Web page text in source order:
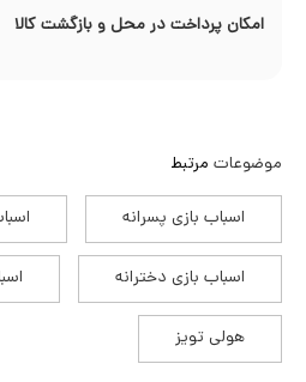
امکان پرداخت در محل و بازگشت کالا
موضوعات مرتبط
اسباب بازی پسرانه
اسباب بازی دخترانه
هولی تویز